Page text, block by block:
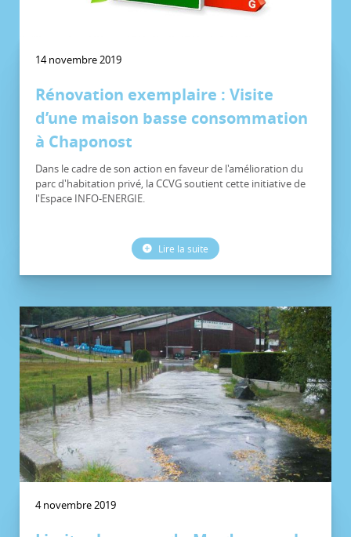
14 novembre 2019
Rénovation exemplaire : Visite
d’une maison basse consommation
à Chaponost
Dans le cadre de son action en faveur de l'amélioration du
parc d'habitation privé, la CCVG soutient cette initiative de
l'Espace INFO-ENERGIE.
Lire la suite
4 novembre 2019